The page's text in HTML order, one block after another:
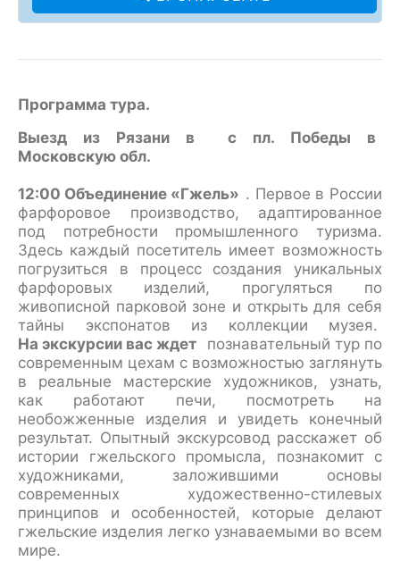
Программа тура.
Выезд из Рязани в с пл. Победы в
Московскую обл.
12:00 Объединение «Гжель» . Первое в России
фарфоровое производство, адаптированное
под потребности промышленного туризма.
Здесь каждый посетитель имеет возможность
погрузиться в процесс создания уникальных
фарфоровых изделий, прогуляться по
живописной парковой зоне и открыть для себя
тайны экспонатов из коллекции музея.
На экскурсии вас ждет
познавательный тур по
современным цехам с возможностью заглянуть
в реальные мастерские художников, узнать,
как работают печи, посмотреть на
необожженные изделия и увидеть конечный
результат. Опытный экскурсовод расскажет об
истории гжельского промысла, познакомит с
художниками, заложившими основы
современных художественно-стилевых
принципов и особенностей, которые делают
гжельские изделия легко узнаваемыми во всем
мире.